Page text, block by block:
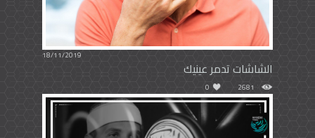
18/11/2019
الشاشات تدمر عينيك
2681
0